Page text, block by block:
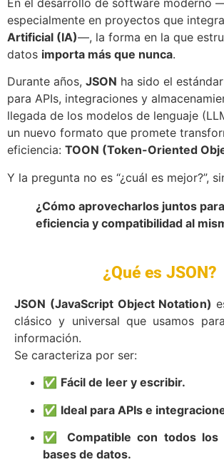
En el desarrollo de software moderno
especialmente en proyectos que
Artificial (IA)—, la forma en la que
datos importa más que nunca.
Durante años, JSON ha sido el
para APIs, integraciones y
llegada de los modelos de lenguaje
un nuevo formato que promete
eficiencia: TOON (Token-Oriented
Y la pregunta no es “¿cuál es mejor?”,
¿Cómo aprovecharlos juntos
eficiencia y compatibilidad al
¿Qué es JSON?
JSON (JavaScript Object Notation)
clásico y universal que usamos
información.
Se caracteriza por ser:
✅ Fácil de leer y escribir.
✅ Ideal para APIs e
✅ Compatible con todos los
bases de datos.